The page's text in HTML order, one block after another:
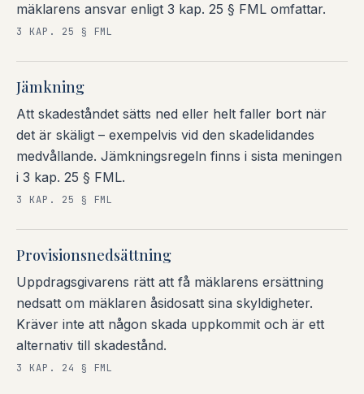
mäklarens ansvar enligt 3 kap. 25 § FML omfattar.
3 KAP. 25 § FML
Jämkning
Att skadeståndet sätts ned eller helt faller bort när
det är skäligt – exempelvis vid den skadelidandes
medvållande. Jämkningsregeln finns i sista meningen
i 3 kap. 25 § FML.
3 KAP. 25 § FML
Provisionsnedsättning
Uppdragsgivarens rätt att få mäklarens ersättning
nedsatt om mäklaren åsidosatt sina skyldigheter.
Kräver inte att någon skada uppkommit och är ett
alternativ till skadestånd.
3 KAP. 24 § FML